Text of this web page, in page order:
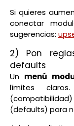
Si quieres
conectar
sugerencias:
2) Pon
defaults
Un menú
límites
(defaults) para